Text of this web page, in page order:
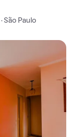
São Paulo